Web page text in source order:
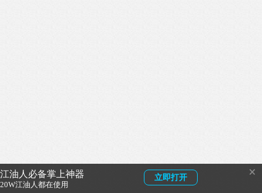
江油人必备掌上神器
20W江油人都在使用
立即打开 ×